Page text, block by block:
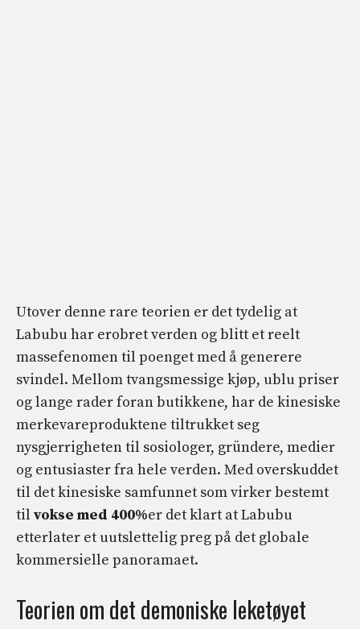
Utover denne rare teorien er det tydelig at
Labubu har erobret verden og blitt et reelt
massefenomen til poenget med å generere
svindel. Mellom tvangsmessige kjøp, ublu priser
og lange rader foran butikkene, har de kinesiske
merkevareproduktene tiltrukket seg
nysgjerrigheten til sosiologer, gründere, medier
og entusiaster fra hele verden. Med overskuddet
til det kinesiske samfunnet som virker bestemt
til vokse med 400%er det klart at Labubu
etterlater et uutslettelig preg på det globale
kommersielle panoramaet.
Teorien om det demoniske leketøyet